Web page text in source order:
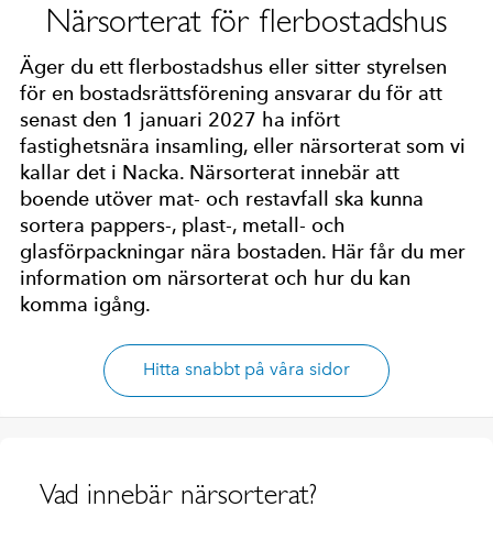
Närsorterat för flerbostadshus
Äger du ett flerbostadshus eller sitter styrelsen
för en bostadsrättsförening ansvarar du för att
senast den 1 januari 2027 ha infört
fastighetsnära insamling, eller närsorterat som vi
kallar det i Nacka. Närsorterat innebär att
boende utöver mat- och restavfall ska kunna
sortera pappers-, plast-, metall- och
glasförpackningar nära bostaden. Här får du mer
information om närsorterat och hur du kan
komma igång.
Hitta snabbt på våra sidor
Vad innebär närsorterat?